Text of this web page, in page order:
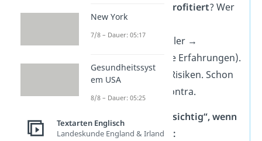
profitiert? Wer
hatNachteile
➡️Beispiel:
Schüler →
profitieren (neue Erfahrungen).
Eltern → sehen Risiken. Schon
hast du Pro & Contra.
Formuliere „vorsichtig“, wenn
du unsicher bist:
New York
7/8 – Dauer: 05:17
Gesundheitssyst
em USA
8/8 – Dauer: 05:25
Textarten Englisch
Landeskunde England & Irland